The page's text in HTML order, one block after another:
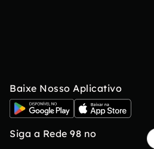
Baixe Nosso Aplicativo
Siga a Rede 98 no